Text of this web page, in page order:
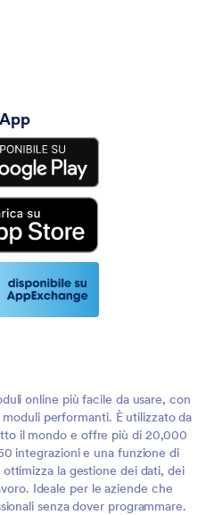
App
online più facile da usare, con
performanti. È utilizzato da
il mondo e offre più di 20,000
integrazioni e una funzione di
la gestione dei dati, dei
Ideale per le aziende che
senza dover programmare.